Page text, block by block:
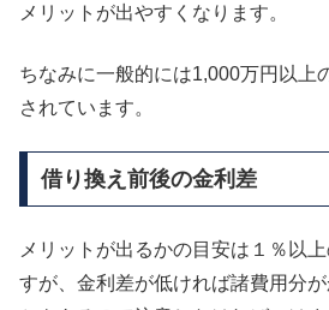
メリットが出やすくなります。
ちなみに一般的には1,000万円以上
されています。
借り換え前後の金利差
メリットが出るかの目安は１％以
すが、金利差が低ければ諸費用分